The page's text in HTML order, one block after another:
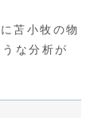
苫小牧の物
な分析が